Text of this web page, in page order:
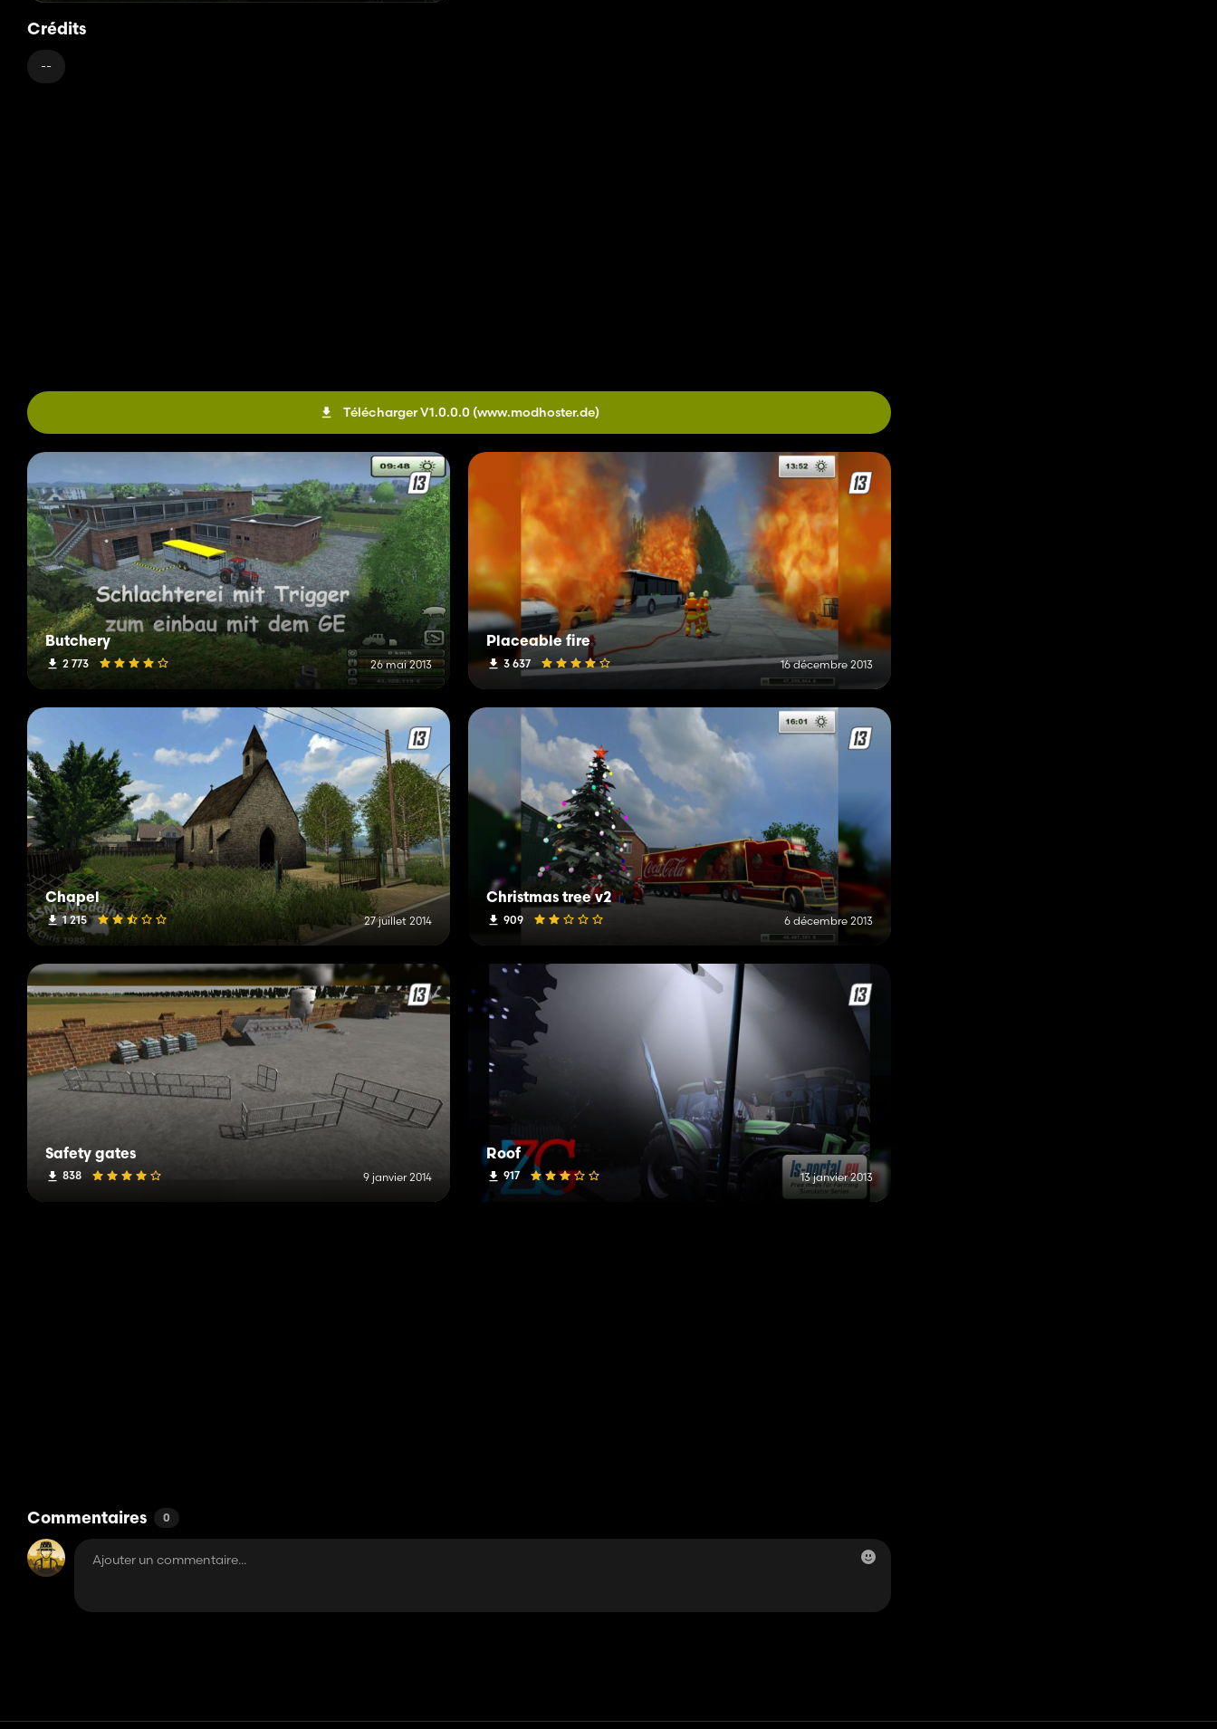
Crédits
--
Télécharger V1.0.0.0 (www.modhoster.de)
Butchery
2 773 26 mai 2013
Placeable fire
3 637 16 décembre 2013
Chapel
1 215 27 juillet 2014
Christmas tree v2
909 6 décembre 2013
Safety gates
838 9 janvier 2014
Roof
917 13 janvier 2013
Commentaires 0